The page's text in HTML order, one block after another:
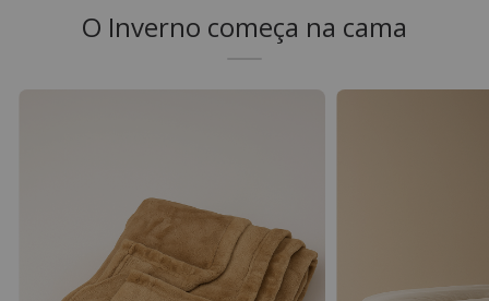
O Inverno começa na cama